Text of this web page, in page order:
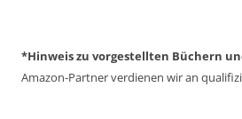
*Hinweis zu vorgestellten Büchern
Amazon-Partner verdienen wir an